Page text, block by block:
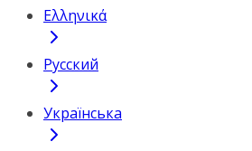
Ελληνικά
Русский
Українська